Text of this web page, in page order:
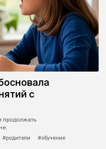
с
продолжать
#родители
#обучение